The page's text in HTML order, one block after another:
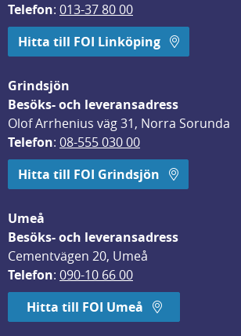
Telefon: 013-37 80 00
Hitta till FOI Linköping
Grindsjön
Besöks- och leveransadress
Olof Arrhenius väg 31, Norra Sorunda
Telefon: 08-555 030 00
Hitta till FOI Grindsjön
Umeå
Besöks- och leveransadress
Cementvägen 20, Umeå
Telefon: 090-10 66 00
Hitta till FOI Umeå